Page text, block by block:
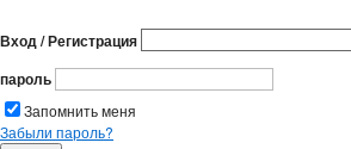
Вход / Регистрация
пароль
Запомнить меня
Забыли пароль?